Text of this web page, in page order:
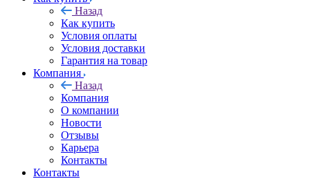
Назад
Как купить
Условия оплаты
Условия доставки
Гарантия на товар
Компания
Назад
Компания
О компании
Новости
Отзывы
Карьера
Контакты
Контакты